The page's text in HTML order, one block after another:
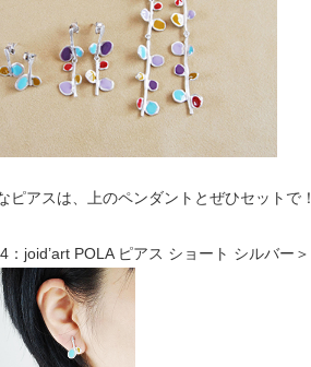
ピアスは、上のペンダントとぜひセットで！
：joid’art POLA ピアス ショート シルバー＞